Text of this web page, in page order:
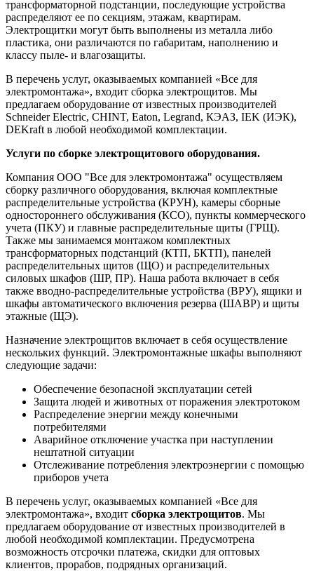
трансформаторной подстанции, последующие устройства
распределяют ее по секциям, этажам, квартирам.
Электрощитки могут быть выполнены из металла либо
пластика, они различаются по габаритам, наполнению и
классу пыле- и влагозащиты.
В перечень услуг, оказываемых компанией «Все для
электромонтажа», входит сборка электрощитов. Мы
предлагаем оборудование от известных производителей
Schneider Electric, CHINT, Eaton, Legrand, КЭАЗ, IEK (ИЭК),
DEKraft в любой необходимой комплектации.
Услуги по сборке электрощитового оборудования.
Компания ООО "Все для электромонтажа" осуществляем
сборку различного оборудования, включая комплектные
распределительные устройства (КРУН), камеры сборные
одностороннего обслуживания (КСО), пункты коммерческого
учета (ПКУ) и главные распределительные щиты (ГРЩ).
Также мы занимаемся монтажом комплектных
трансформаторных подстанций (КТП, БКТП), панелей
распределительных щитов (ЩО) и распределительных
силовых шкафов (ШР, ПР). Наша работа включает в себя
также вводно-распределительные устройства (ВРУ), ящики и
шкафы автоматического включения резерва (ШАВР) и щиты
этажные (ЩЭ).
Назначение электрощитов включает в себя осуществление
нескольких функций. Электромонтажные шкафы выполняют
следующие задачи:
Обеспечение безопасной эксплуатации сетей
Защита людей и животных от поражения электротоком
Распределение энергии между конечными
потребителями
Аварийное отключение участка при наступлении
нештатной ситуации
Отслеживание потребления электроэнергии с помощью
приборов учета
В перечень услуг, оказываемых компанией «Все для
электромонтажа», входит сборка электрощитов. Мы
предлагаем оборудование от известных производителей в
любой необходимой комплектации. Предусмотрена
возможность отсрочки платежа, скидки для оптовых
клиентов, прорабов, подрядных организаций.